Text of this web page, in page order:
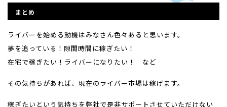
まとめ
ライバーを始める動機はみなさん色々あると思います。
夢を追っている！隙間時間に稼ぎたい！
在宅で稼ぎたい！ライバーになりたい！ など
その気持ちがあれば、現在のライバー市場は稼げます。
稼ぎたいという気持ちを弊社で是非サポートさせていただけない